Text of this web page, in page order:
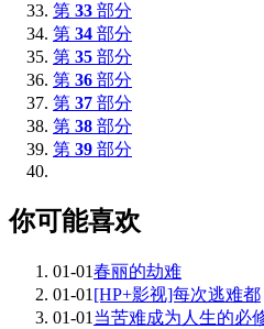
第 33 部分
第 34 部分
第 35 部分
第 36 部分
第 37 部分
第 38 部分
第 39 部分
你可能喜欢
01-01春丽的劫难
01-01 [HP+影视]每次逃难都
01-01 当苦难成为人生的必